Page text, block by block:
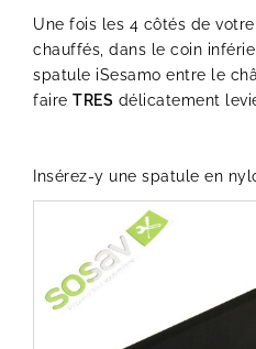
Une fois les 4 côtés de
chauffés, dans le coin
spatule iSesamo entre le
faire TRES délicatement
Insérez-y une spatule en